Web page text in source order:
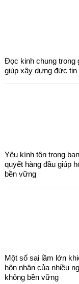
Đọc kinh chung trong
giúp xây dựng đức tin
Yêu kính tôn trọng
quyết hàng đầu giúp
bền vững
Một số sai lầm lớn
hôn nhân của nhiều
không bền vững